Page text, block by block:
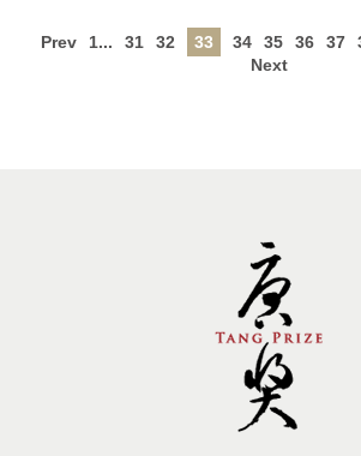
Prev 1... 31 32 33 34 35 36 37
Next